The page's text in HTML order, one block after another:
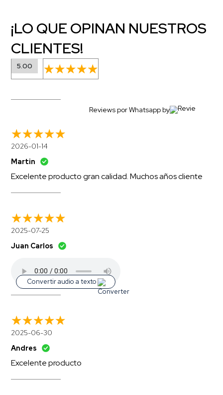
¡LO QUE OPINAN NUESTROS
CLIENTES!
5.00
Reviews por Whatsapp by
2026-01-14
Martin
Excelente producto gran calidad. Muchos años cliente
2025-07-25
Juan Carlos
Convertir audio a texto
2025-06-30
Andres
Excelente producto